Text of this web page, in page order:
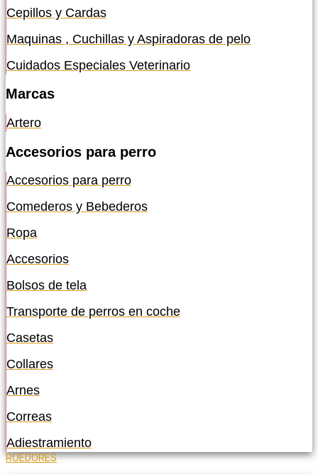
Cepillos y Cardas
Maquinas , Cuchillas y Aspiradoras de pelo
Cuidados Especiales Veterinario
Marcas
Artero
Accesorios para perro
Accesorios para perro
Comederos y Bebederos
Ropa
Accesorios
Bolsos de tela
Transporte de perros en coche
Casetas
Collares
Arnes
Correas
Adiestramiento
ROEDORES